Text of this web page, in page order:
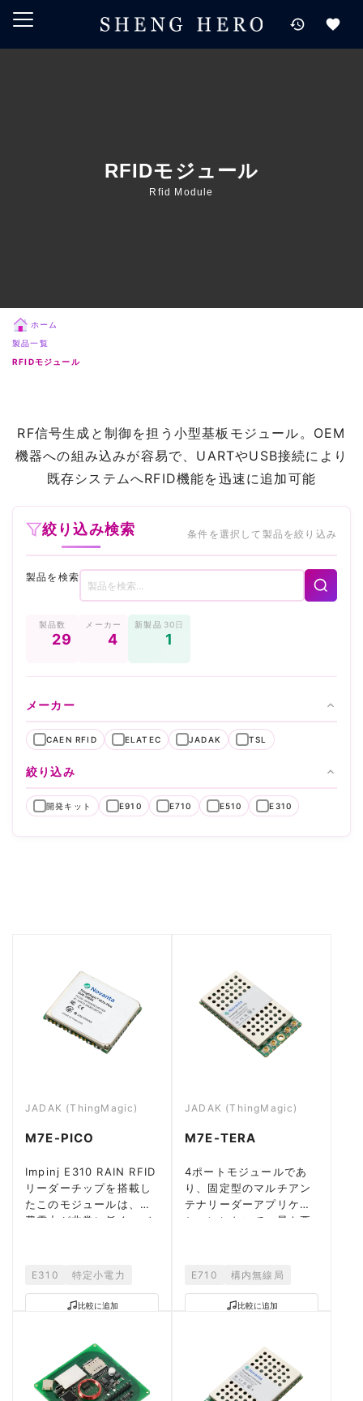
メインコンテンツにスキップ
RFIDモジュール
Rfid Module
ホーム
製品一覧
RFIDモジュール
RF信号生成と制御を担う小型基板モジュール。OEM
機器への組み込みが容易で、UARTやUSB接続により
既存システムへRFID機能を迅速に追加可能
絞り込み検索 条件を選択して製品を絞り込み
製品を検索
製品数
29
メーカー
4
新製品 30日
1
メーカー
CAEN RFID ELATEC JADAK TSL
絞り込み
開発キット E910 E710 E510 E310
JADAK (ThingMagic)
M7E-PICO
Impinj E310 RAIN RFID
リーダーチップを搭載し
たこのモジュールは、消
費電力が非常に低く、バ
E310 特定小電力
比較に追加
JADAK (ThingMagic)
M7E-TERA
4ポートモジュールであ
り、固定型のマルチアン
テナリーダーアプリケー
ションにおいて、最も要
E710 構内無線局
比較に追加